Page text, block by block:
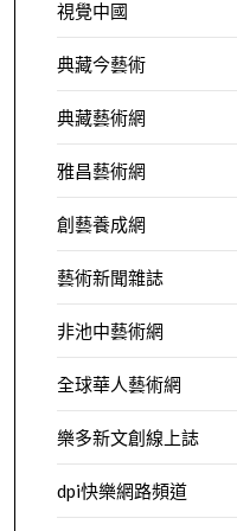
視覺中國
典藏今藝術
典藏藝術網
雅昌藝術網
創藝養成網
藝術新聞雜誌
非池中藝術網
全球華人藝術網
樂多新文創線上誌
dpi快樂網路頻道